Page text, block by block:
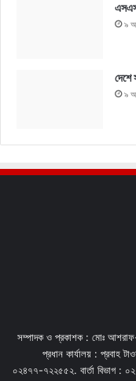
৯
দেশে
৯
সম্পাদক ও প্রকাশক : মোঃ
প্রধান কার্যালয় : প্রবাহ
০২৪৭৭-৭২২৫৫২. বার্তা বিভাগ